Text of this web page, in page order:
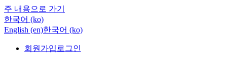
주 내용으로 가기
한국어 ‎(ko)‎
English ‎(en)‎한국어 ‎(ko)‎
회원가입 로그인